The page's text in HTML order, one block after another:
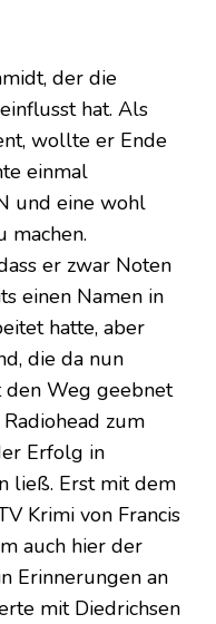
der die
hat. Als
wollte er Ende
einmal
und eine wohl
machen.
er zwar Noten
einen Namen in
hatte, aber
die da nun
Weg geebnet
zum
Erfolg in
ließ. Erst mit dem
Krimi von Francis
auch hier der
Erinnerungen an
mit Diedrichsen